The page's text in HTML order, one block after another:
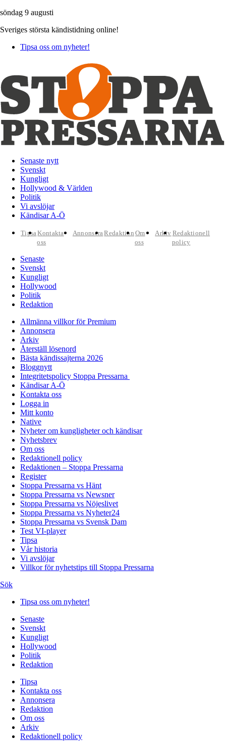
söndag 9 augusti
Sveriges största kändistidning online!
Tipsa oss om nyheter!
Senaste nytt
Svenskt
Kungligt
Hollywood & Världen
Politik
Vi avslöjar
Kändisar A-Ö
TipsaKontakta
oss
AnnonseraRedaktion Om
oss
Arkiv Redaktionell
policy
Senaste
Svenskt
Kungligt
Hollywood
Politik
Redaktion
Allmänna villkor för Premium
Annonsera
Arkiv
Återställ lösenord
Bästa kändissajterna 2026
Bloggnytt
Integritetspolicy Stoppa Pressarna
Kändisar A-Ö
Kontakta oss
Logga in
Mitt konto
Native
Nyheter om kungligheter och kändisar
Nyhetsbrev
Om oss
Redaktionell policy
Redaktionen – Stoppa Pressarna
Register
Stoppa Pressarna vs Hänt
Stoppa Pressarna vs Newsner
Stoppa Pressarna vs Nöjeslivet
Stoppa Pressarna vs Nyheter24
Stoppa Pressarna vs Svensk Dam
Test VI-player
Tipsa
Vår historia
Vi avslöjar
Villkor för nyhetstips till Stoppa Pressarna
Sök
Tipsa oss om nyheter!
Senaste
Svenskt
Kungligt
Hollywood
Politik
Redaktion
Tipsa
Kontakta oss
Annonsera
Redaktion
Om oss
Arkiv
Redaktionell policy